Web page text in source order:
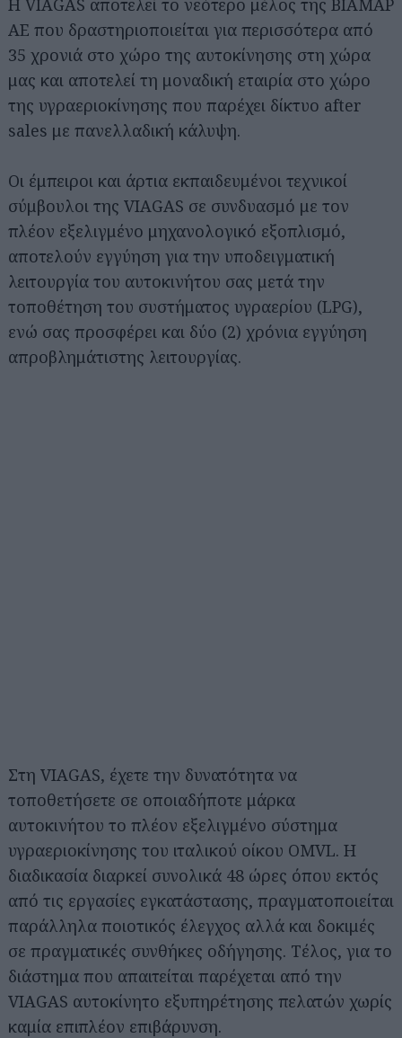
ΑΕ που δραστηριοποιείται για περισσότερα από
35 χρονιά στο χώρο της αυτοκίνησης στη χώρα
μας και αποτελεί τη μοναδική εταιρία στο χώρο
της υγραεριοκίνησης που παρέχει δίκτυο after
sales με πανελλαδική κάλυψη.
Οι έμπειροι και άρτια εκπαιδευμένοι τεχνικοί
σύμβουλοι της VIAGAS σε συνδυασμό με τον
πλέον εξελιγμένο μηχανολογικό εξοπλισμό,
αποτελούν εγγύηση για την υποδειγματική
λειτουργία του αυτοκινήτου σας μετά την
τοποθέτηση του συστήματος υγραερίου (LPG),
ενώ σας προσφέρει και δύο (2) χρόνια εγγύηση
απροβλημάτιστης λειτουργίας.
Στη VIAGAS, έχετε την δυνατότητα να
τοποθετήσετε σε οποιαδήποτε μάρκα
αυτοκινήτου το πλέον εξελιγμένο σύστημα
υγραεριοκίνησης του ιταλικού οίκου OMVL. Η
διαδικασία διαρκεί συνολικά 48 ώρες όπου εκτός
από τις εργασίες εγκατάστασης, πραγματοποιείται
παράλληλα ποιοτικός έλεγχος αλλά και δοκιμές
σε πραγματικές συνθήκες οδήγησης. Τέλος, για το
διάστημα που απαιτείται παρέχεται από την
VIAGAS αυτοκίνητο εξυπηρέτησης πελατών χωρίς
καμία επιπλέον επιβάρυνση.